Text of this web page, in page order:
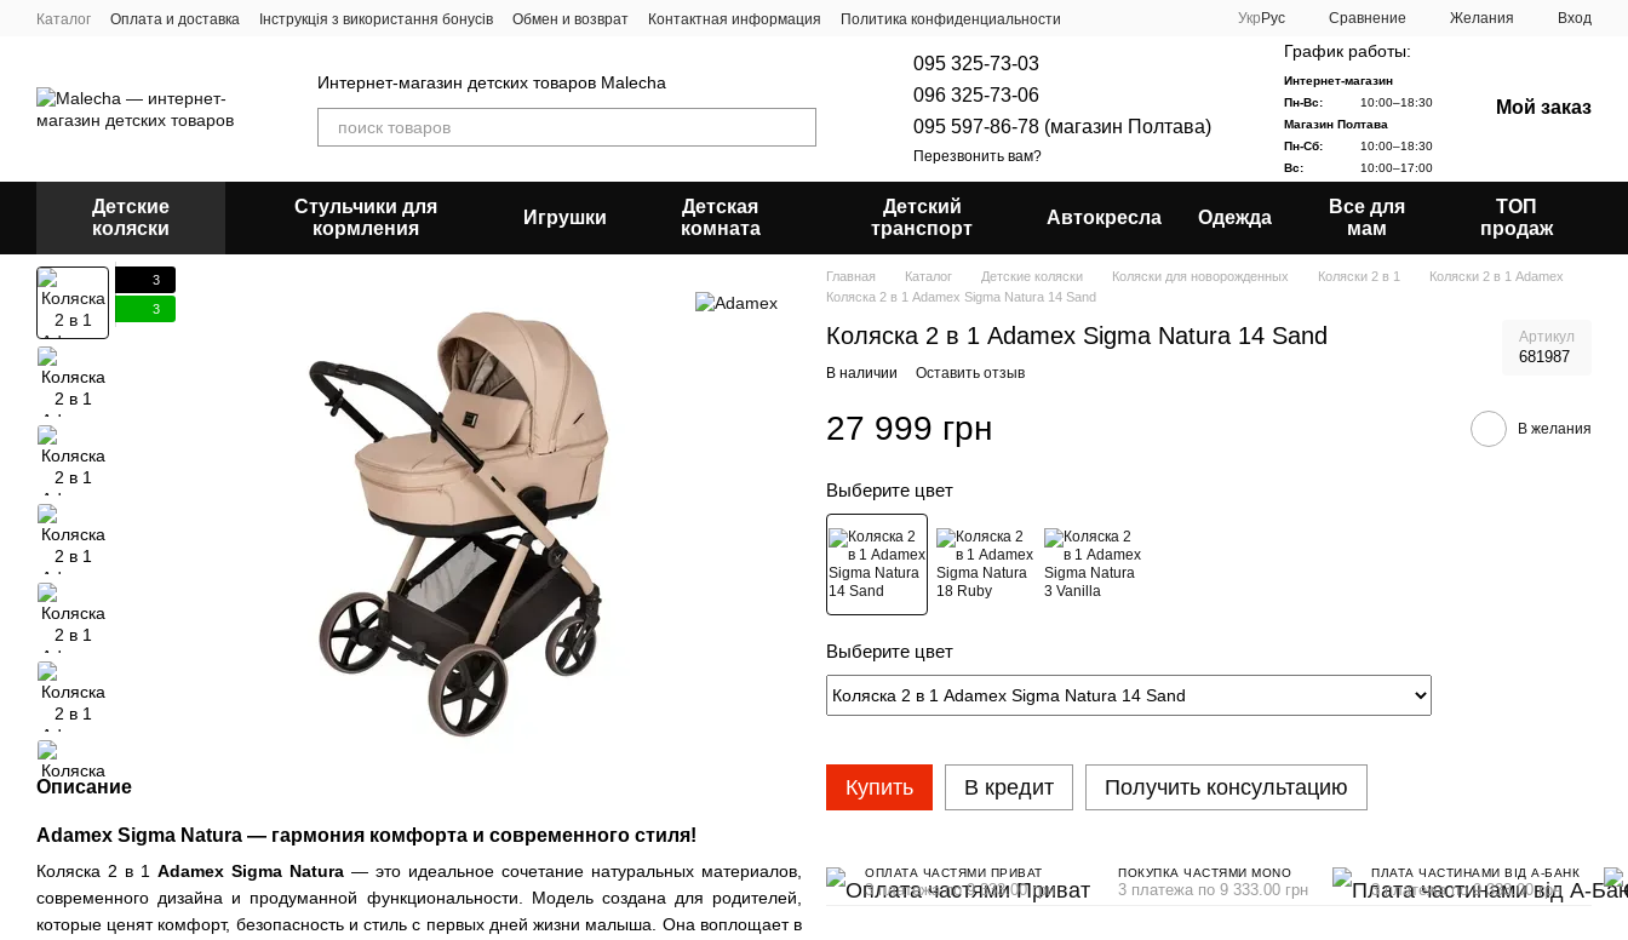
Перейти к основному контенту
Каталог Оплата и доставка Інструкція з використання бонусів Обмен и возврат Контактная информация
Политика конфиденциальности
Укр Рус Сравнение Желания Вход
Интернет-магазин детских товаров Malecha
095 325-73-03
096 325-73-06
095 597-86-78 (магазин Полтава)
Перезвонить вам?
График работы:
Интернет-магазин
Пн-Вс:
10:00–18:30
Магазин Полтава
Пн-Сб:
10:00–18:30
Вс:
10:00–17:00
Мой заказ
Детские
коляски
Стульчики для
кормления
Игрушки
Детская
комната
Детский
транспорт
Автокресла Одежда
Все для
мам
ТОП
продаж
3
3
Описание
Adamex Sigma Natura — гармония комфорта и современного стиля!
Коляска 2 в 1 Adamex Sigma Natura — это идеальное сочетание натуральных материалов,
современного дизайна и продуманной функциональности. Модель создана для родителей,
которые ценят комфорт, безопасность и стиль с первых дней жизни малыша. Она воплощает в
Главная Каталог Детские коляски Коляски для новорожденных Коляски 2 в 1
Коляски 2 в 1 Adamex
Коляска 2 в 1 Adamex Sigma Natura 14 Sand
Коляска 2 в 1 Adamex Sigma Natura 14 Sand Артикул
681987
В наличии Оставить отзыв
27 999 грн В желания
Выберите цвет
Выберите цвет
Купить В кредит Получить консультацию
ОПЛАТА ЧАСТЯМИ ПРИВАТ
3 платежа по 9 333.00 грн
ПОКУПКА ЧАСТЯМИ MONO
3 платежа по 9 333.00 грн
ПЛАТА ЧАСТИНАМИ ВІД А-БАНК
3 платежа по 9 333.00 грн